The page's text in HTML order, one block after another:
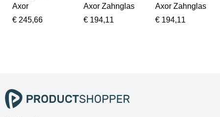
Axor
Zahnbecher
€ 245,66
Axor Zahnglas
42834140
€ 194,11
Axor Zahnglas
42834820
€ 194,11